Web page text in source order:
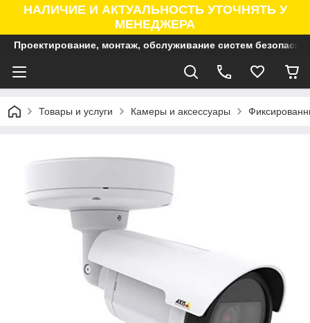
НАЛИЧИЕ И АКТУАЛЬНОСТЬ УТОЧНЯТЬ У
МЕНЕДЖЕРА
Проектирование, монтаж, обслуживание систем
Товары и услуги Камеры и аксессуары